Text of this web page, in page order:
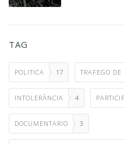
TAG
POLITICA 17 TRAFEGO DE
INTOLERÂNCIA 4
DOCUMENTARIO 3